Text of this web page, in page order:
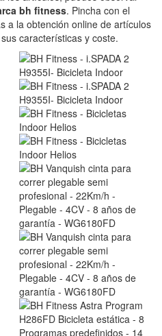
bh fitness. Pincha con el
a la obtención online de artículos
características y coste.